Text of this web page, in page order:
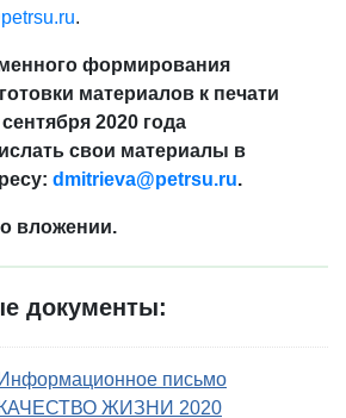
.
формирования
материалов к печати
2020 года
свои материалы в
dmitrieva@petrsu.ru.
вложении.
документы:
Информационное письмо
КАЧЕСТВО ЖИЗНИ 2020